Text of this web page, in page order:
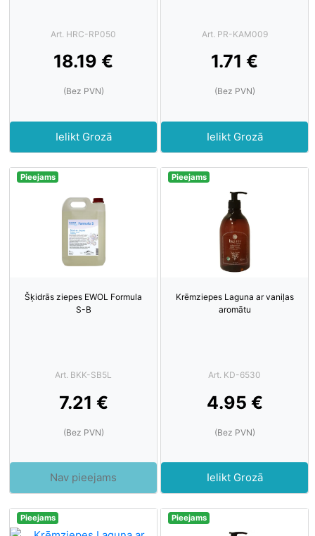
Art. HRC-RP050
18.19 €
(Bez PVN)
Ielikt Grozā
Art. PR-KAM009
1.71 €
(Bez PVN)
Ielikt Grozā
Pieejams
Šķidrās ziepes EWOL Formula
S-B
Art. BKK-SB5L
7.21 €
(Bez PVN)
Nav pieejams
Pieejams
Krēmziepes Laguna ar vaniļas
aromātu
Art. KD-6530
4.95 €
(Bez PVN)
Ielikt Grozā
Pieejams Pieejams